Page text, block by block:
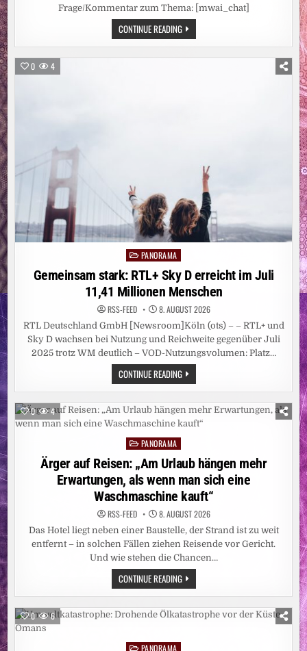
Frage/Kommentar zum Thema: [mwai_chat]
CONTINUE READINGITALIEN:
WALDBRAND
AM
0 4
Posted
in
PANORAMA
Gemeinsam stark: RTL+ Sky D erreicht im Juli
11,41 Millionen Menschen
RSS-FEED 8. AUGUST 2026
RTL Deutschland GmbH [Newsroom]Köln (ots) – – RTL+ und
Sky D wachsen bei Nutzung und Reichweite gegenüber Juli
2025 trotz WM deutlich – VOD-Nutzungsvolumen: Platz…
CONTINUE READINGGEMEINSAM
STARK:
RTL+
D
ERREICHT
IM
MENSCHEN
0 4
PostedPANORAMA
Ärger auf Reisen: „Am Urlaub hängen mehr
Erwartungen, als wenn man sich eine
Waschmaschine kauft“
RSS-FEED 8. AUGUST 2026
Das Hotel liegt neben einer Baustelle, der Strand ist zu weit
entfernt – in solchen Fällen ziehen Reisende vor Gericht.
Und wie stehen die Chancen…
CONTINUE READINGÄRGER
AUF
REISEN:
URLAUB
HÄNGEN
0 6
PostedPANORAMA